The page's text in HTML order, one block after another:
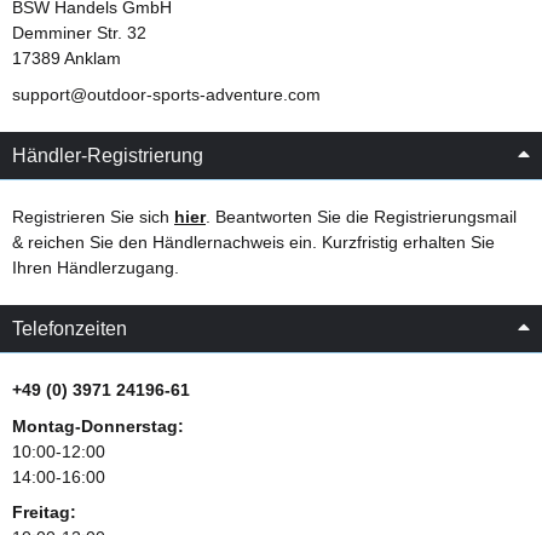
BSW Handels GmbH
Demminer Str. 32
17389 Anklam
support@outdoor-sports-adventure.com
Händler-Registrierung
Registrieren Sie sich hier. Beantworten Sie die Registrierungsmail
& reichen Sie den Händlernachweis ein. Kurzfristig erhalten Sie
Ihren Händlerzugang.
Telefonzeiten
+49 (0) 3971 24196-61
Montag-Donnerstag:
10:00-12:00
14:00-16:00
Freitag: